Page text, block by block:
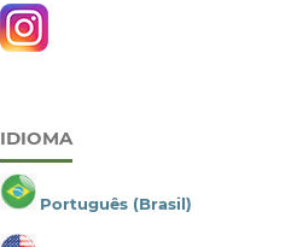
IDIOMA
Português (Brasil)